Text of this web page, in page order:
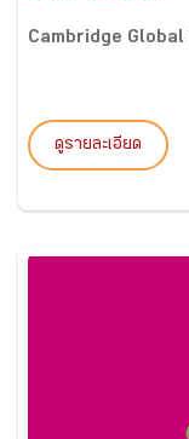
Cambridge
ดูรายละเอียด